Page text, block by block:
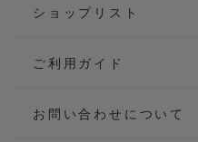
ショップリスト
ご利用ガイド
お問い合わせについて